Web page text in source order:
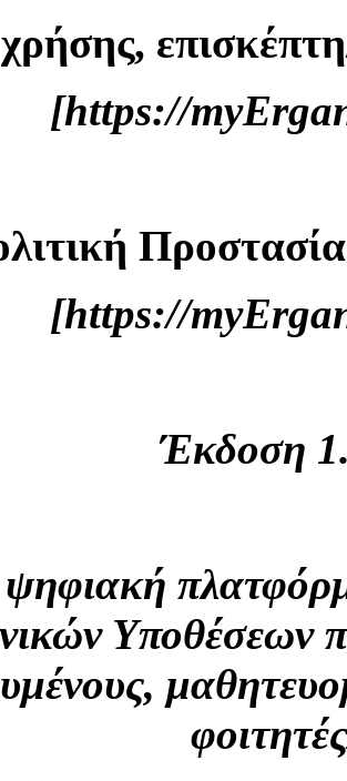
[https://
[https://
Έκδοση
Υποθέσεων